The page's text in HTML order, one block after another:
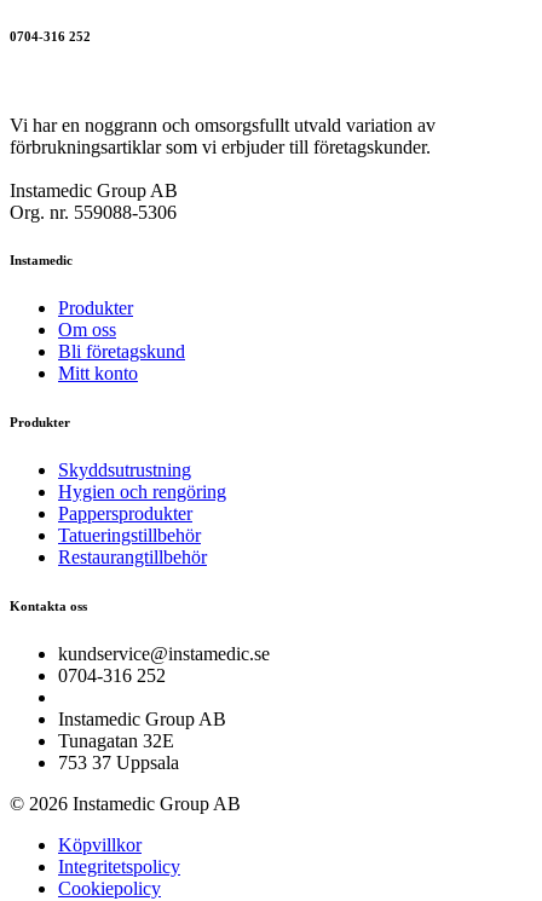
0704-316 252
Vi har en noggrann och omsorgsfullt utvald variation av
förbrukningsartiklar som vi erbjuder till företagskunder.
Instamedic Group AB
Org. nr. 559088-5306
Instamedic
Produkter
Om oss
Bli företagskund
Mitt konto
Produkter
Skyddsutrustning
Hygien och rengöring
Pappersprodukter
Tatueringstillbehör
Restaurangtillbehör
Kontakta oss
kundservice@instamedic.se
0704-316 252
Instamedic Group AB
Tunagatan 32E
753 37 Uppsala
© 2026 Instamedic Group AB
Köpvillkor
Integritetspolicy
Cookiepolicy